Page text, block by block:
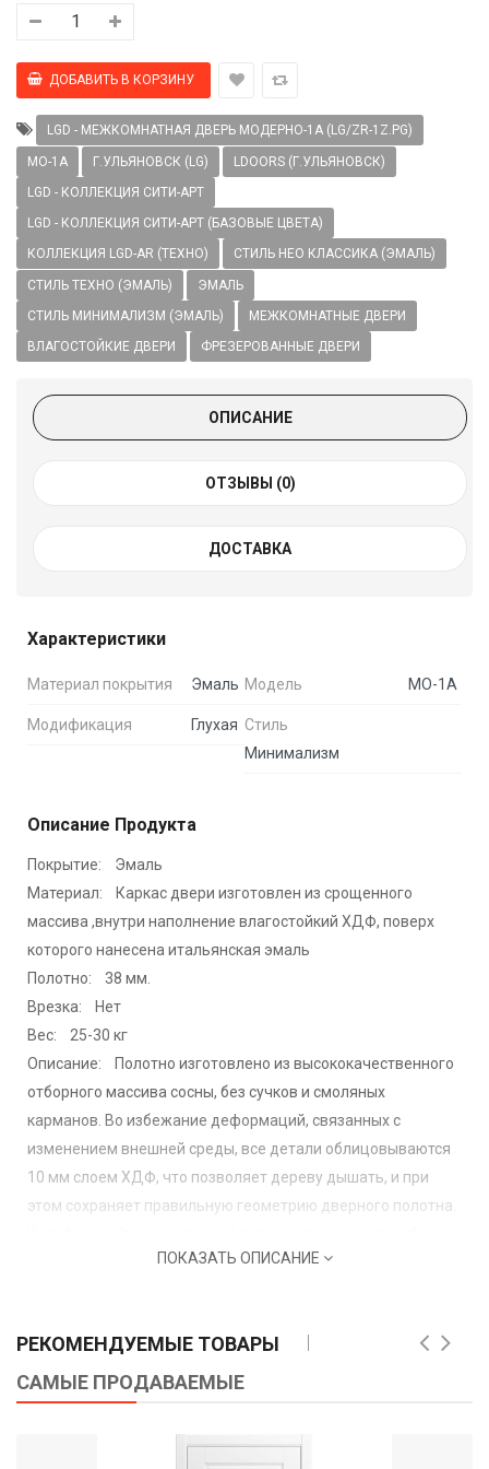
LGD - МЕЖКОМНАТНАЯ ДВЕРЬ МОДЕРНО-1А (LG/ZR-1Z.PG)
МО-1А Г.УЛЬЯНОВСК (LG) LDOORS (Г.УЛЬЯНОВСК)
LGD - КОЛЛЕКЦИЯ СИТИ-АРТ
LGD - КОЛЛЕКЦИЯ СИТИ-АРТ (БАЗОВЫЕ ЦВЕТА)
КОЛЛЕКЦИЯ LGD-AR (ТЕХНО) СТИЛЬ НЕО КЛАССИКА (ЭМАЛЬ)
СТИЛЬ ТЕХНО (ЭМАЛЬ) ЭМАЛЬ
СТИЛЬ МИНИМАЛИЗМ (ЭМАЛЬ) МЕЖКОМНАТНЫЕ ДВЕРИ
ВЛАГОСТОЙКИЕ ДВЕРИ ФРЕЗЕРОВАННЫЕ ДВЕРИ
ОПИСАНИЕ
ОТЗЫВЫ (0)
ДОСТАВКА
Характеристики
Материал покрытия Эмаль Модель МО-1А
Модификация Глухая Стиль
Минимализм
Описание Продукта
Покрытие: Эмаль
Материал: Каркас двери изготовлен из срощенного
массива ,внутри наполнение влагостойкий ХДФ, поверх
которого нанесена итальянская эмаль
Полотно: 38 мм.
Врезка: Нет
Вес: 25-30 кг
Описание: Полотно изготовлено из высококачественного
отборного массива сосны, без сучков и смоляных
карманов. Во избежание деформаций, связанных с
изменением внешней среды, все детали облицовываются
10 мм слоем ХДФ, что позволяет дереву дышать, и при
этом сохраняет правильную геометрию дверного полотна.
сторон, для последующей фрезеровки на пантографе.
Для покраски дверей и погонажных изделий используются
итальянские краски.
400;600;700;800;900х2000мм
ПОКАЗАТЬ ОПИСАНИЕ
РЕКОМЕНДУЕМЫЕ ТОВАРЫ
САМЫЕ ПРОДАВАЕМЫЕ